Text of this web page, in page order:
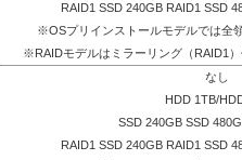
RAID1 SSD 240GB RAID1 SSD
※OSプリインストールモデルでは全
※RAIDモデルはミラーリング（RAID1）
なし
HDD 1TB/
SSD 240GB SSD
RAID1 SSD 240GB RAID1 SSD